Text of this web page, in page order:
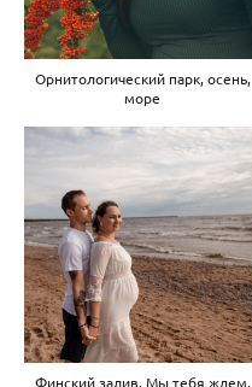
Орнитологический парк, осень,
море
Финский залив. Мы тебя ждем,